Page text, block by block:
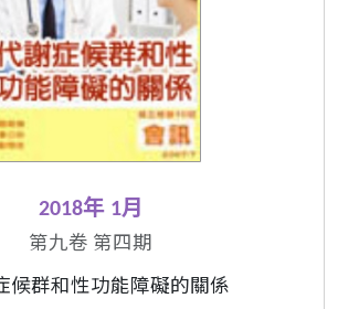
2018年 1月
第九卷 第四期
候群和性功能障礙的關係